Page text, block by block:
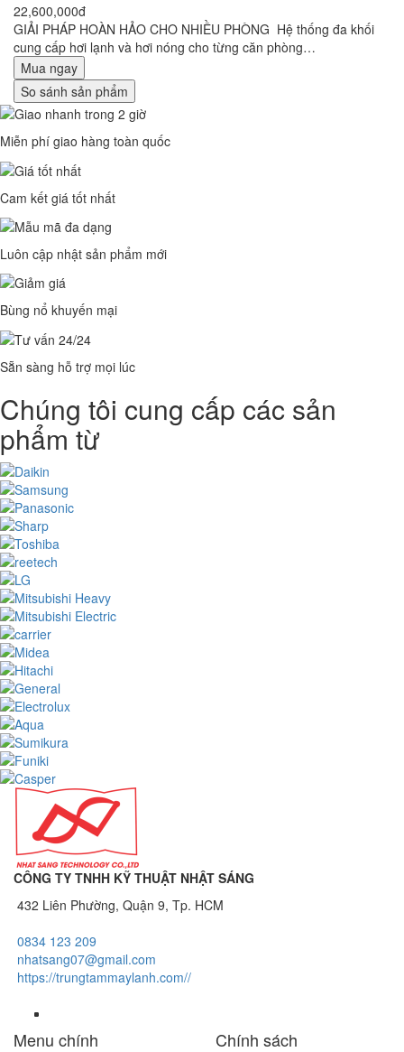
22,600,000đ
GIẢI PHÁP HOÀN HẢO CHO NHIỀU PHÒNG Hệ thống đa khối
cung cấp hơi lạnh và hơi nóng cho từng căn phòng…
Mua ngay
So sánh sản phẩm
Miễn phí giao hàng toàn quốc
Cam kết giá tốt nhất
Luôn cập nhật sản phẩm mới
Bùng nổ khuyến mại
Sẵn sàng hỗ trợ mọi lúc
Chúng tôi cung cấp các sản
phẩm từ
CÔNG TY TNHH KỸ THUẬT NHẬT SÁNG
432 Liên Phường, Quận 9, Tp. HCM
0834 123 209
nhatsang07@gmail.com
https://trungtammaylanh.com//
Menu chính Chính sách